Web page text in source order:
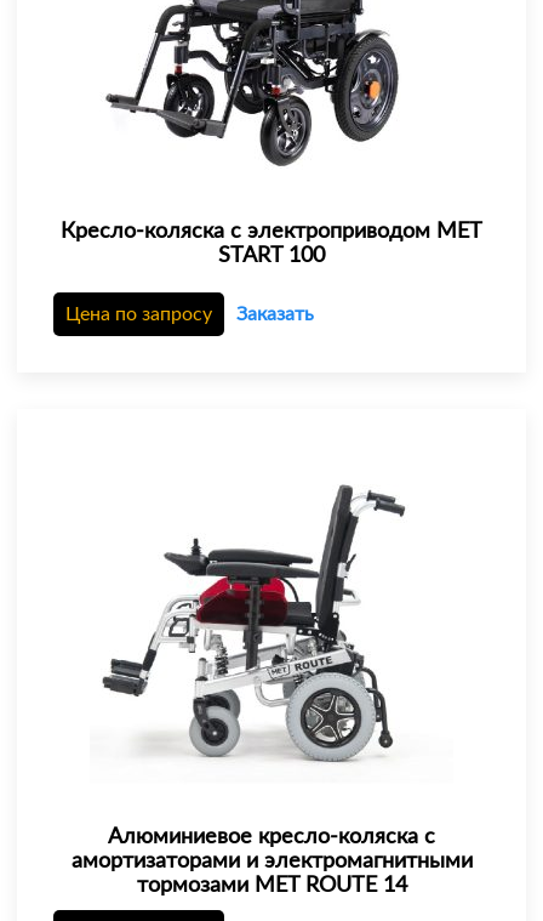
Кресло-коляска с электроприводом MET
START 100
Цена по запросу Заказать
Алюминиевое кресло-коляска с
амортизаторами и электромагнитными
тормозами MET ROUTE 14